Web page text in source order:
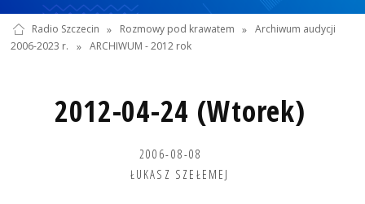
Radio Szczecin » Rozmowy pod krawatem » Archiwum audycji
2006-2023 r.
» ARCHIWUM - 2012 rok
2012-04-24 (Wtorek)
2006-08-08
ŁUKASZ SZEŁEMEJ